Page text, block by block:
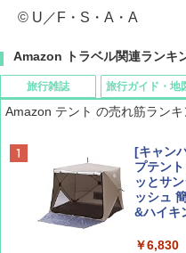
© U／F・S・A・A
Amazon トラベル関連ランキ
旅行雑誌
BE-
SOTO
￥1,500
旅行ガイド・地
D40 地
力的な
￥2,079
Amazon テント の売れ筋ランキ
[キャン
プテン
ッとサ
ッシュ
&ハイキ
￥6,830